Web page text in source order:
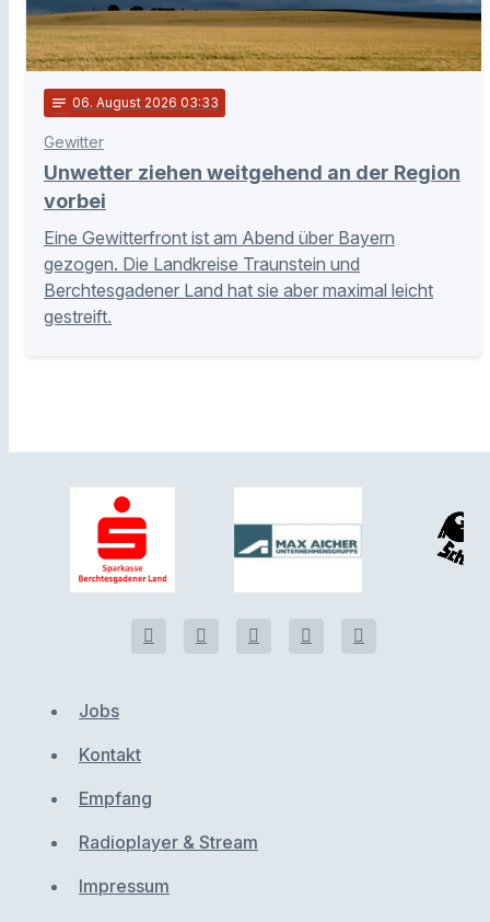
notes 06. August 2026 03:33
Gewitter
Unwetter ziehen weitgehend an der Region
vorbei
Eine Gewitterfront ist am Abend über Bayern
gezogen. Die Landkreise Traunstein und
Berchtesgadener Land hat sie aber maximal leicht
gestreift.
Jobs
Kontakt
Empfang
Radioplayer & Stream
Impressum